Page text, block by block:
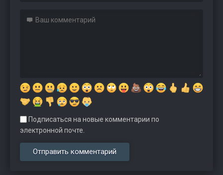
Подписаться на новые комментарии по
электронной почте.